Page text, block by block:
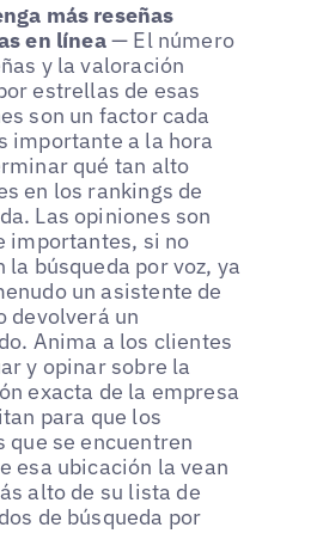
más reseñas
en línea— El número
y la valoración
estrellas de esas
son un factor cada
importante a la hora
qué tan alto
en los rankings de
Las opiniones son
importantes, si no
la búsqueda por voz, ya
un asistente de
devolverá un
Anima a los clientes
y opinar sobre la
exacta de la empresa
para que los
que se encuentren
esa ubicación la vean
alto de su lista de
de búsqueda por